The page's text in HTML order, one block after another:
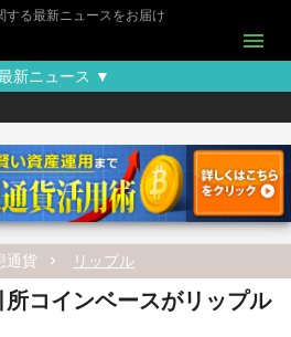
する最新ニュースをお届け
menu
新ニュース ▼
通貨 リップル
コインベースがリップル